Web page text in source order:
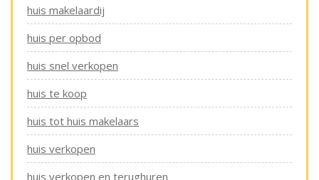
huis makelaardij
huis per opbod
huis snel verkopen
huis te koop
huis tot huis makelaars
huis verkopen
huis verkopen en terughuren